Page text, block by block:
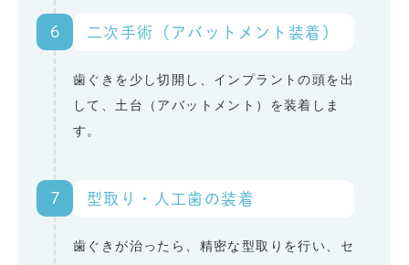
6 二次手術（アバットメント装着）
歯ぐきを少し切開し、インプラントの頭を出
して、土台（アバットメント）を装着しま
す。
7 型取り・人工歯の装着
歯ぐきが治ったら、精密な型取りを行い、セ